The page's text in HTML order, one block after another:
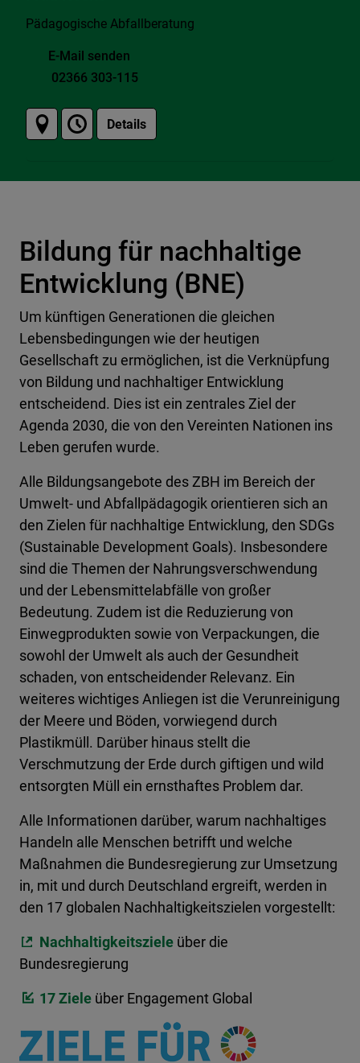
Pädagogische Abfallberatung
E-Mail senden
02366 303-115
Details
Bildung für nachhaltige
Entwicklung (BNE)
Um künftigen Generationen die gleichen
Lebensbedingungen wie der heutigen
Gesellschaft zu ermöglichen, ist die Verknüpfung
von Bildung und nachhaltiger Entwicklung
entscheidend. Dies ist ein zentrales Ziel der
Agenda 2030, die von den Vereinten Nationen ins
Leben gerufen wurde.
Alle Bildungsangebote des ZBH im Bereich der
Umwelt- und Abfallpädagogik orientieren sich an
den Zielen für nachhaltige Entwicklung, den SDGs
(Sustainable Development Goals). Insbesondere
sind die Themen der Nahrungsverschwendung
und der Lebensmittelabfälle von großer
Bedeutung. Zudem ist die Reduzierung von
Einwegprodukten sowie von Verpackungen, die
sowohl der Umwelt als auch der Gesundheit
schaden, von entscheidender Relevanz. Ein
weiteres wichtiges Anliegen ist die Verunreinigung
der Meere und Böden, vorwiegend durch
Plastikmüll. Darüber hinaus stellt die
Verschmutzung der Erde durch giftigen und wild
entsorgten Müll ein ernsthaftes Problem dar.
Alle Informationen darüber, warum nachhaltiges
Handeln alle Menschen betrifft und welche
Maßnahmen die Bundesregierung zur Umsetzung
in, mit und durch Deutschland ergreift, werden in
den 17 globalen Nachhaltigkeitszielen vorgestellt:
Nachhaltigkeitsziele über die
Bundesregierung
17 Ziele über Engagement Global